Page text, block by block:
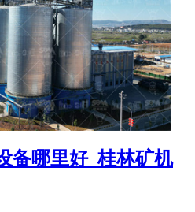
备哪里好_桂林矿机